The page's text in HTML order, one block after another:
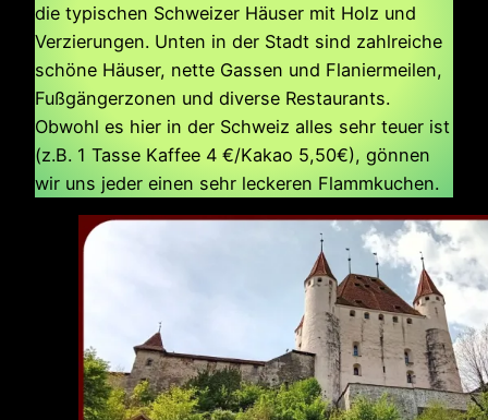
die typischen Schweizer Häuser mit Holz und
Verzierungen. Unten in der Stadt sind zahlreiche
schöne Häuser, nette Gassen und Flaniermeilen,
Fußgängerzonen und diverse Restaurants.
Obwohl es hier in der Schweiz alles sehr teuer ist
(z.B. 1 Tasse Kaffee 4 €/Kakao 5,50€), gönnen
wir uns jeder einen sehr leckeren Flammkuchen.